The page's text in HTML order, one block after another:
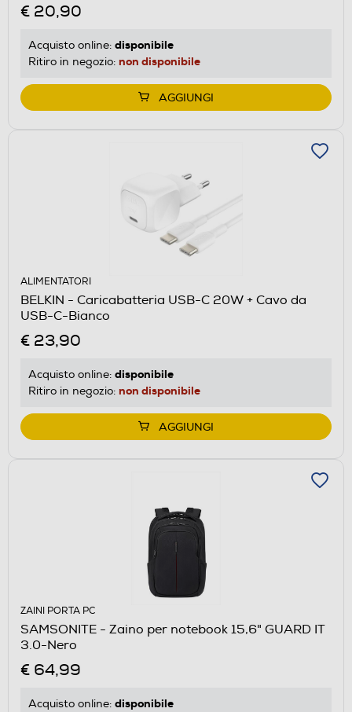
€ 20,90
Acquisto online: disponibile
Ritiro in negozio: non disponibile
AGGIUNGI
ALIMENTATORI
BELKIN - Caricabatteria USB-C 20W + Cavo da
USB-C-Bianco
€ 23,90
Acquisto online: disponibile
Ritiro in negozio: non disponibile
AGGIUNGI
ZAINI PORTA PC
SAMSONITE - Zaino per notebook 15,6" GUARD IT
3.0-Nero
€ 64,99
Acquisto online: disponibile